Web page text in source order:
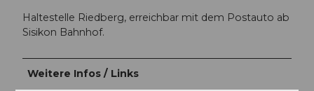
Haltestelle Riedberg, erreichbar mit dem Postauto ab
Sisikon Bahnhof.
Weitere Infos / Links